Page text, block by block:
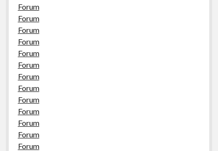
Forum
Forum
Forum
Forum
Forum
Forum
Forum
Forum
Forum
Forum
Forum
Forum
Forum